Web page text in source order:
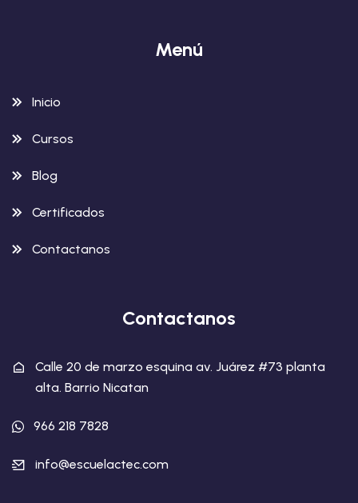
Menú
Inicio
Cursos
Blog
Certificados
Contactanos
Contactanos
Calle 20 de marzo esquina av. Juárez #73 planta
alta. Barrio Nicatan
966 218 7828
info@escuelactec.com